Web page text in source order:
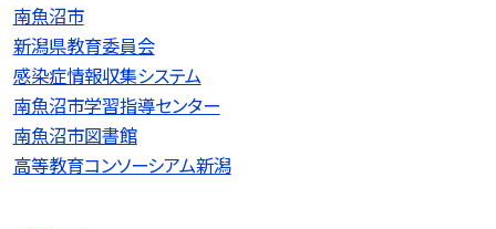
南魚沼市
新潟県教育委員会
感染症情報収集システム
南魚沼市学習指導センター
南魚沼市図書館
高等教育コンソーシアム新潟